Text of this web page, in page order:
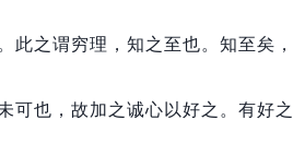
此之谓穷理， 知之至也。 知至矣，
可也， 故加之诚心以好之。 有好